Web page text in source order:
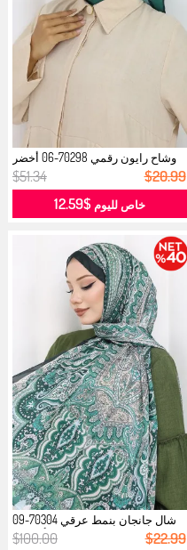
وشاح رايون رقمي 70298-06 أخضر
زمردي...
$51.34 $20.99
خاص لليوم $12.59
شال جانجان بنمط عرقي 70304-09
أخضر ...
$100.00 $22.99